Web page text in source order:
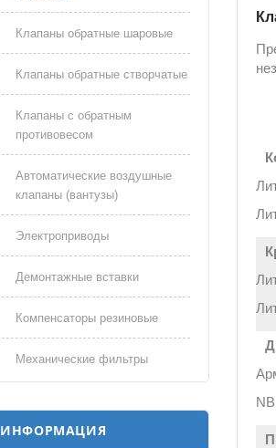
Клапаны обратные шаровые
Клапаны обратные створчатые
Клапаны с обратным
противовесом
Автоматические воздушные
клапаны (вантузы)
Электроприводы
Демонтажные вставки
Компенсаторы резиновые
Механические фильтры
ИНФОРМАЦИЯ